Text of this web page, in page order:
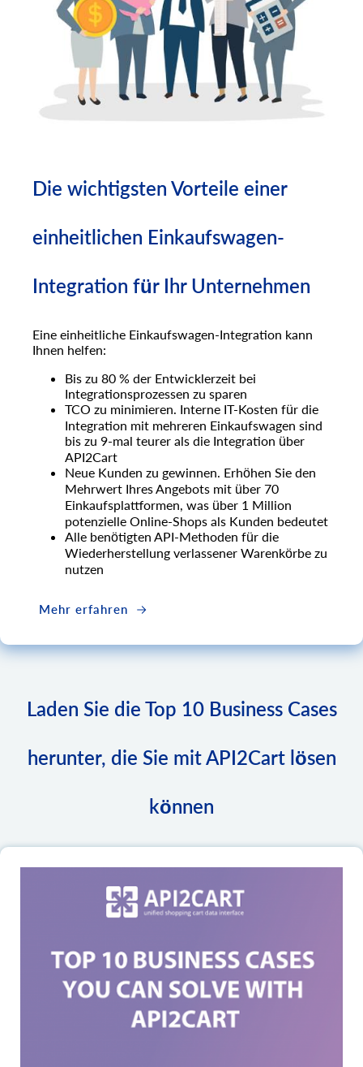
Die wichtigsten Vorteile einer
einheitlichen Einkaufswagen-
Integration für Ihr Unternehmen
Eine einheitliche Einkaufswagen-Integration kann
Ihnen helfen:
Bis zu 80 % der Entwicklerzeit bei
Integrationsprozessen zu sparen
TCO zu minimieren. Interne IT-Kosten für die
Integration mit mehreren Einkaufswagen sind
bis zu 9-mal teurer als die Integration über
API2Cart
Neue Kunden zu gewinnen. Erhöhen Sie den
Mehrwert Ihres Angebots mit über 70
Einkaufsplattformen, was über 1 Million
potenzielle Online-Shops als Kunden bedeutet
Alle benötigten API-Methoden für die
Wiederherstellung verlassener Warenkörbe zu
nutzen
Mehr erfahren
Laden Sie die Top 10 Business Cases
herunter, die Sie mit API2Cart lösen
können